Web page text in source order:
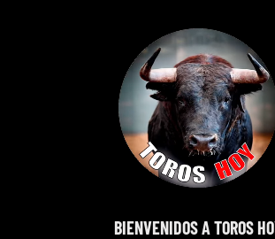
8 de agosto de 2026
BIENVENIDOS A TOROS